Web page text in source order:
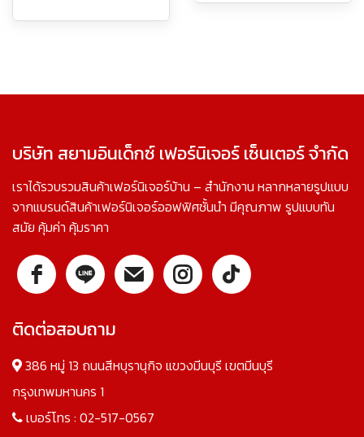
บริษัท สยามอินเด็กซ์ เฟอร์นิเจอร์ เซ็นเตอร์ จำกัด
เราได้รวบรวมสินค้าเฟอร์นิเจอร์บ้าน – สำนักงาน หลากหลายรูปแบบ
จากแบรนด์สินค้าเฟอร์นิเจอร์ออฟฟิศชั้นนำ มีคุณภาพ รูปแบบทัน
สมัย คุ้มค่า คุ้มราคา
ติดต่อสอบถาม
386 หมู่ 13 ถนนสีหบุรานุกิจ แขวงมีนบุรี เขตมีนบุรี
กรุงเทพมหานคร 1
เบอร์โทร : 02-517-0567